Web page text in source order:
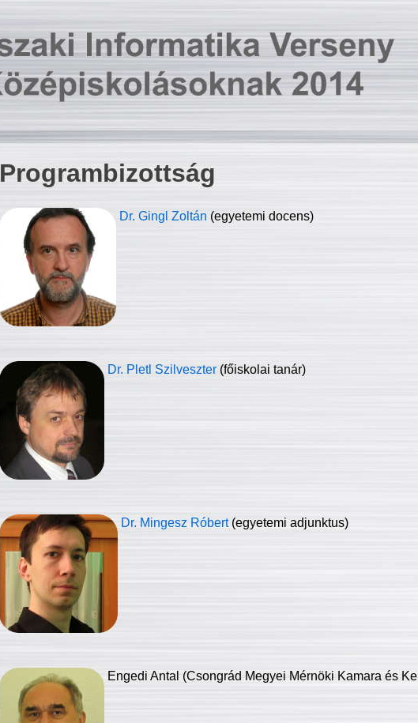
Programbizottság
Dr. Gingl Zoltán (egyetemi docens)
Dr. Pletl Szilveszter (főiskolai tanár)
Dr. Mingesz Róbert (egyetemi adjunktus)
Engedi Antal (Csongrád Megyei Mérnöki Kamara és